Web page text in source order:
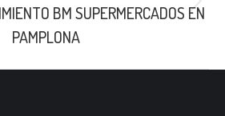
Publicación
BM SUPERMERCADOS EN
PAMPLONA